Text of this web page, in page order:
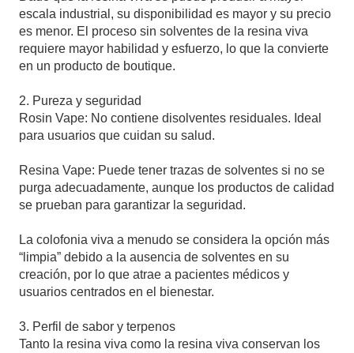
escala industrial, su disponibilidad es mayor y su precio
es menor. El proceso sin solventes de la resina viva
requiere mayor habilidad y esfuerzo, lo que la convierte
en un producto de boutique.
2. Pureza y seguridad
Rosin Vape: No contiene disolventes residuales. Ideal
para usuarios que cuidan su salud.
Resina Vape: Puede tener trazas de solventes si no se
purga adecuadamente, aunque los productos de calidad
se prueban para garantizar la seguridad.
La colofonia viva a menudo se considera la opción más
“limpia” debido a la ausencia de solventes en su
creación, por lo que atrae a pacientes médicos y
usuarios centrados en el bienestar.
3. Perfil de sabor y terpenos
Tanto la resina viva como la resina viva conservan los